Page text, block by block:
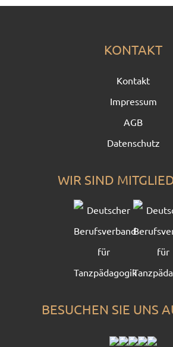
KONTAKT
Kontakt
Impressum
AGB
Datenschutz
WIR SIND
BESUCHEN SIE UNS